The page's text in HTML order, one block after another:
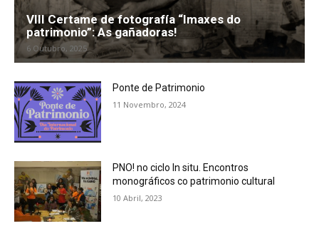
VIII Certame de fotografía “Imaxes do
patrimonio”: As gañadoras!
6 Outubro, 2025
Ponte de Patrimonio
11 Novembro, 2024
PNO! no ciclo In situ. Encontros
monográficos co patrimonio cultural
10 Abril, 2023